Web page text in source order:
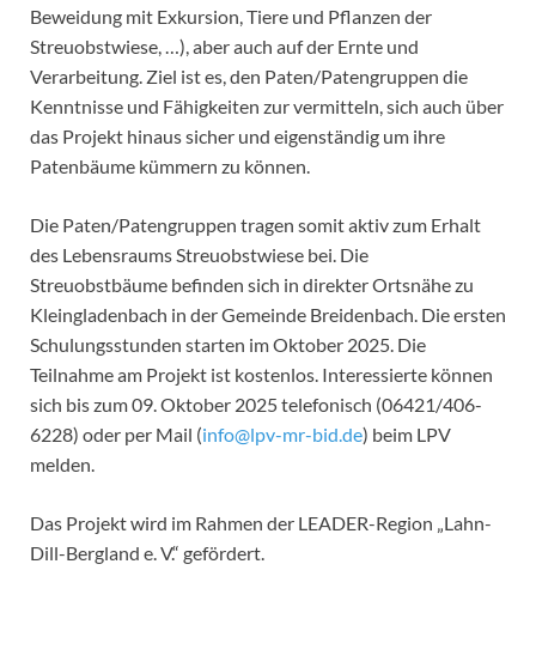
Beweidung mit Exkursion, Tiere und Pflanzen der
Streuobstwiese, …), aber auch auf der Ernte und
Verarbeitung. Ziel ist es, den Paten/Patengruppen die
Kenntnisse und Fähigkeiten zur vermitteln, sich auch über
das Projekt hinaus sicher und eigenständig um ihre
Patenbäume kümmern zu können.
Die Paten/Patengruppen tragen somit aktiv zum Erhalt
des Lebensraums Streuobstwiese bei. Die
Streuobstbäume befinden sich in direkter Ortsnähe zu
Kleingladenbach in der Gemeinde Breidenbach. Die ersten
Schulungsstunden starten im Oktober 2025. Die
Teilnahme am Projekt ist kostenlos. Interessierte können
sich bis zum 09. Oktober 2025 telefonisch (06421/406-
6228) oder per Mail (info@lpv-mr-bid.de) beim LPV
melden.
Das Projekt wird im Rahmen der LEADER-Region „Lahn-
Dill-Bergland e. V.“ gefördert.